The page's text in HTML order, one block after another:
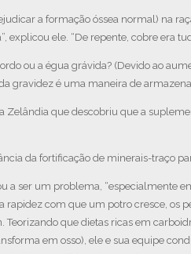
a formação óssea normal) na
ele. “De repente, cobre era
ou a égua grávida? (Devido ao
gravidez é uma maneira de
Zelândia que descobriu que a
da fortificação de minerais-traço
ser um problema, “especialmente
rapidez com que um potro cresce, os
Teorizando que dietas ricas em
em osso), ele e sua equipe